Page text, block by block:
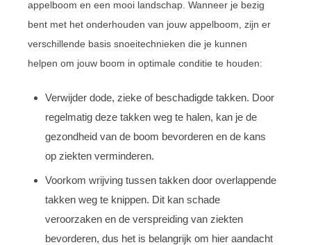
appelboom en een mooi landschap. Wanneer je bezig
bent met het onderhouden van jouw appelboom, zijn er
verschillende basis snoeitechnieken die je kunnen
helpen om jouw boom in optimale conditie te houden:
Verwijder dode, zieke of beschadigde takken. Door
regelmatig deze takken weg te halen, kan je de
gezondheid van de boom bevorderen en de kans
op ziekten verminderen.
Voorkom wrijving tussen takken door overlappende
takken weg te knippen. Dit kan schade
veroorzaken en de verspreiding van ziekten
bevorderen, dus het is belangrijk om hier aandacht